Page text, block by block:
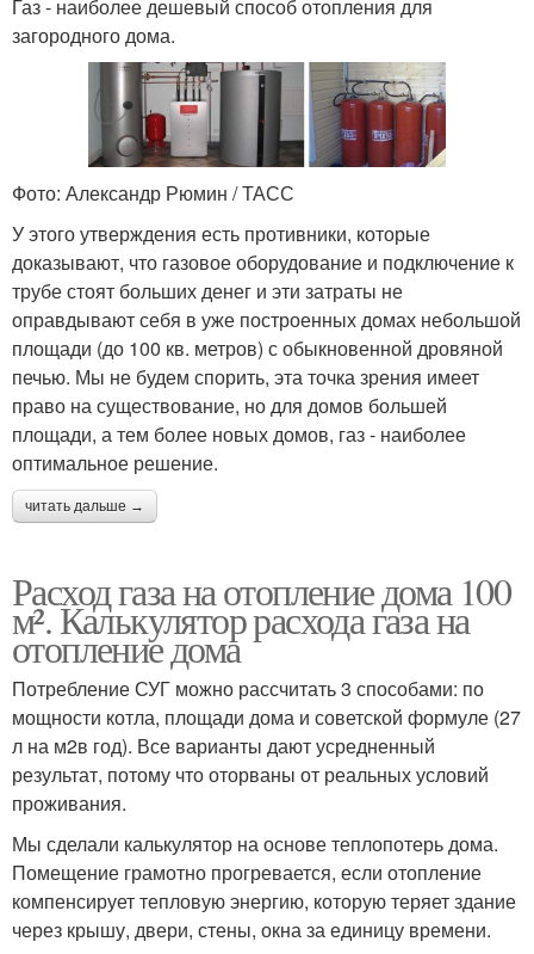
Газ - наиболее дешевый способ отопления для
загородного дома.
Фото: Александр Рюмин / ТАСС
У этого утверждения есть противники, которые
доказывают, что газовое оборудование и подключение к
трубе стоят больших денег и эти затраты не
оправдывают себя в уже построенных домах небольшой
площади (до 100 кв. метров) с обыкновенной дровяной
печью. Мы не будем спорить, эта точка зрения имеет
право на существование, но для домов большей
площади, а тем более новых домов, газ - наиболее
оптимальное решение.
читать дальше →
Расход газа на отопление дома 100
м². Калькулятор расхода газа на
отопление дома
Потребление СУГ можно рассчитать 3 способами: по
мощности котла, площади дома и советской формуле (27
л на м2в год). Все варианты дают усредненный
результат, потому что оторваны от реальных условий
проживания.
Мы сделали калькулятор на основе теплопотерь дома.
Помещение грамотно прогревается, если отопление
компенсирует тепловую энергию, которую теряет здание
через крышу, двери, стены, окна за единицу времени.